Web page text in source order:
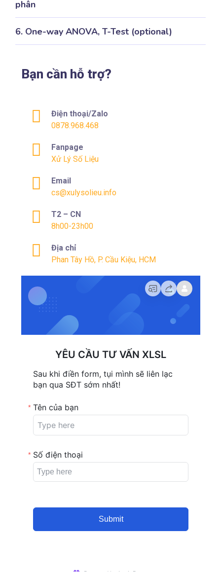
phân
6. One-way ANOVA, T-Test (optional)
Bạn cần hỗ trợ?
Điện thoại/Zalo
0878.968.468
Fanpage
Xử Lý Số Liệu
Email
cs@xulysolieu.info
T2 – CN
8h00-23h00
Địa chỉ
Phan Tây Hồ, P. Cầu Kiệu, HCM